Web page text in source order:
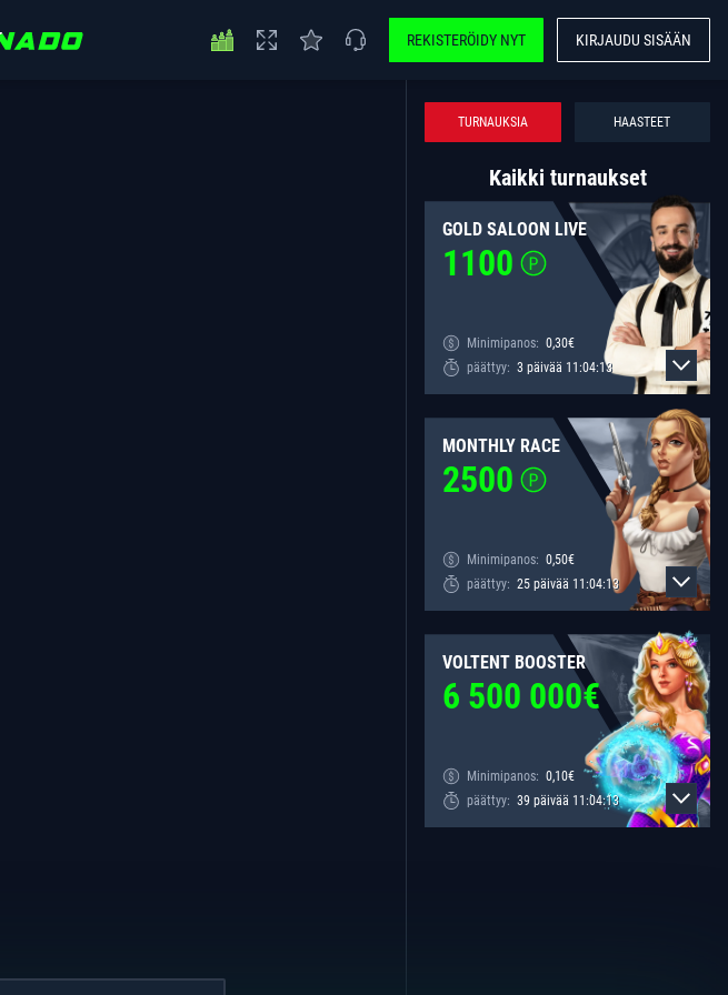
REKISTERÖIDY NYT KIRJAUDU SISÄÄN
TURNAUKSIA HAASTEET
Kaikki turnaukset
GOLD SALOON LIVE
1100
Minimipanos: 0,30€
päättyy: 3 päivää 11 :04:13
MONTHLY RACE
2500
Minimipanos: 0,50€
päättyy: 25 päivää 11 :04:13
VOLTENT BOOSTER
6 500 000€
Minimipanos: 0,10€
päättyy: 39 päivää 11 :04:13